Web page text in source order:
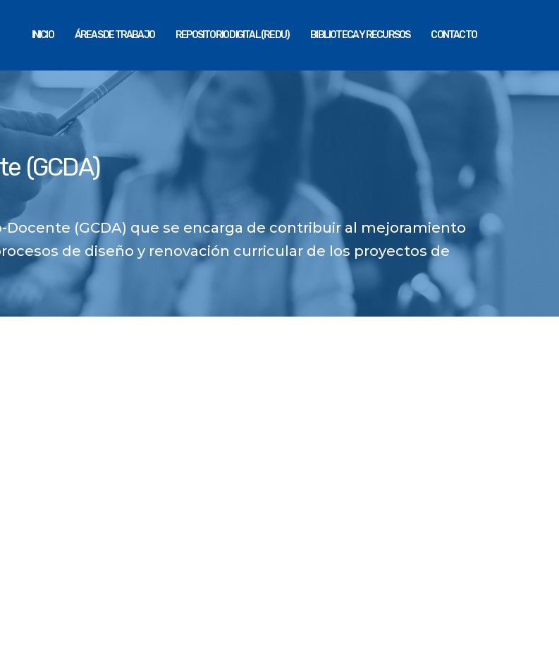
INICIO ÁREAS DE TRABAJO REPOSITORIO DIGITAL (REDU) BIBLIOTECA Y RECURSOS CONTACTO
(GCDA)
(GCDA) que se encarga de contribuir al mejoramiento
de diseño y renovación curricular de los proyectos de